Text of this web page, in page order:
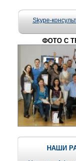
Skype-
ФОТО С
НАШИ